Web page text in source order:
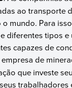
ao transporte
mundo. Para
diferentes tipos e
capazes de
de
que investe
trabalhadores